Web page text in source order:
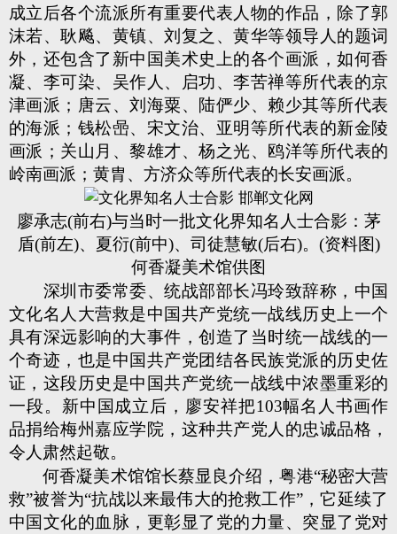
成立后各个流派所有重要代表人物的作品，除了郭
沫若、耿飚、黄镇、刘复之、黄华等领导人的题词
外，还包含了新中国美术史上的各个画派，如何香
凝、李可染、吴作人、启功、李苦禅等所代表的京
津画派；唐云、刘海粟、陆俨少、赖少其等所代表
的海派；钱松喦、宋文治、亚明等所代表的新金陵
画派；关山月、黎雄才、杨之光、鸥洋等所代表的
岭南画派；黄胄、方济众等所代表的长安画派。
廖承志(前右)与当时一批文化界知名人士合影：茅
盾(前左)、夏衍(前中)、司徒慧敏(后右)。(资料图)
何香凝美术馆供图
深圳市委常委、统战部部长冯玲致辞称，中国
文化名人大营救是中国共产党统一战线历史上一个
具有深远影响的大事件，创造了当时统一战线的一
个奇迹，也是中国共产党团结各民族党派的历史佐
证，这段历史是中国共产党统一战线中浓墨重彩的
一段。新中国成立后，廖安祥把103幅名人书画作
品捐给梅州嘉应学院，这种共产党人的忠诚品格，
令人肃然起敬。
何香凝美术馆馆长蔡显良介绍，粤港“秘密大营
救”被誉为“抗战以来最伟大的抢救工作”，它延续了
中国文化的血脉，更彰显了党的力量、突显了党对